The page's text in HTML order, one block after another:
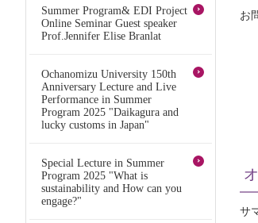
お
サ
Summer Program& EDI Project
Online Seminar Guest speaker
Prof.Jennifer Elise Branlat
Ochanomizu University 150th
Anniversary Lecture and Live
Performance in Summer
Program 2025 "Daikagura and
lucky customs in Japan"
Special Lecture in Summer
Program 2025 "What is
sustainability and How can you
engage?"